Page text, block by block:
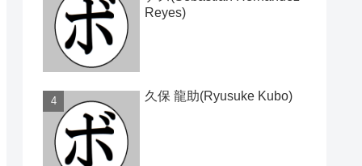
Reyes)
久保 龍助(Ryusuke Kubo)